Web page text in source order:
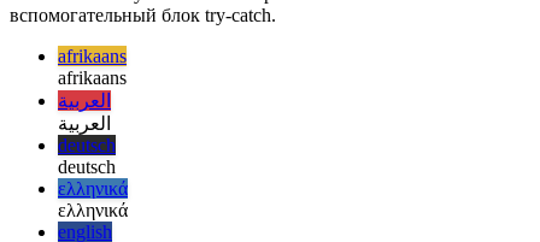
независимо от их результатов. Я не думаю, что этот API
подойдет для каждого случая использования, но он наверняка
избавит вас от упаковки асинхронных вызовов во
вспомогательный блок try-catch.
afrikaans
afrikaans
العربية
العربية
deutsch
deutsch